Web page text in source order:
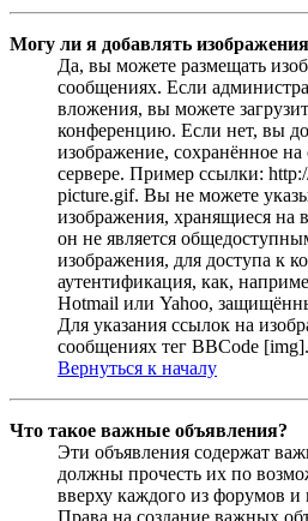
Могу ли я добавлять
Да, вы можете размещать
сообщениях. Если
вложения, вы можете
конференцию. Если нет, вы
изображение, сохранённое
сервере. Пример ссылки:
picture.gif. Вы не можете
изображения, хранящиеся на
он не является
изображения, для доступа к
аутентификация, как,
Hotmail или Yahoo,
Для указания ссылок на
сообщениях тег BBCode [img].
Вернуться к началу
Что такое важные объявления?
Эти объявления содержат
должны прочесть их по
вверху каждого из форумов
Права на создание важных